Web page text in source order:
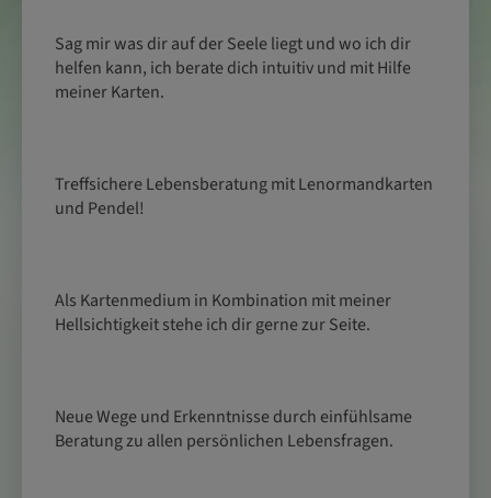
Sag mir was dir auf der Seele liegt und wo ich dir
helfen kann, ich berate dich intuitiv und mit Hilfe
meiner Karten.
Treffsichere Lebensberatung mit Lenormandkarten
und Pendel!
Als Kartenmedium in Kombination mit meiner
Hellsichtigkeit stehe ich dir gerne zur Seite.
Neue Wege und Erkenntnisse durch einfühlsame
Beratung zu allen persönlichen Lebensfragen.